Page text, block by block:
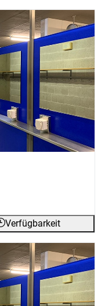
Verfügbarkeit